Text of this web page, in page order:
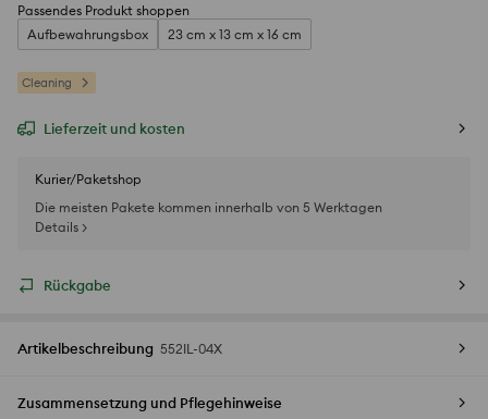
Passendes Produkt shoppen
Aufbewahrungsbox
23 cm x 13 cm x 16 cm
Cleaning
Lieferzeit und kosten
Kurier/Paketshop
Die meisten Pakete kommen innerhalb von 5 Werktagen
Details >
Rückgabe
Artikelbeschreibung 552IL-04X
Zusammensetzung und Pflegehinweise